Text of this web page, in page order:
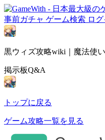
事前ガチャ ゲーム検索 ロ
黒ウィズ攻略wiki｜魔法使
掲示板Q&A
トップに戻る
ゲーム攻略一覧を見る